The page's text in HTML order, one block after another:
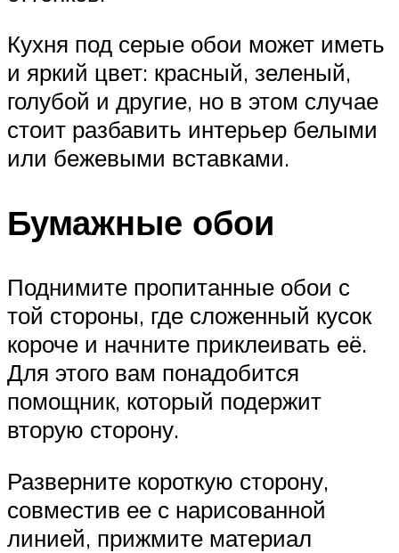
Кухня под серые обои может иметь
и яркий цвет: красный, зеленый,
голубой и другие, но в этом случае
стоит разбавить интерьер белыми
или бежевыми вставками.
Бумажные обои
Поднимите пропитанные обои с
той стороны, где сложенный кусок
короче и начните приклеивать её.
Для этого вам понадобится
помощник, который подержит
вторую сторону.
Разверните короткую сторону,
совместив ее с нарисованной
линией, прижмите материал